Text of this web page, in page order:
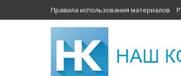
Правила использования материалов